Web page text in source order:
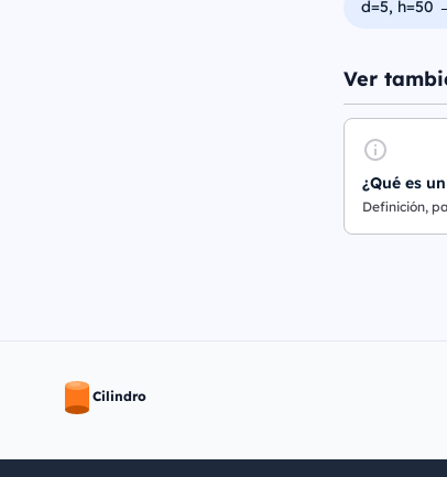
d=5, h=50
Ver
¿Qué es
Definición,
Cilindro